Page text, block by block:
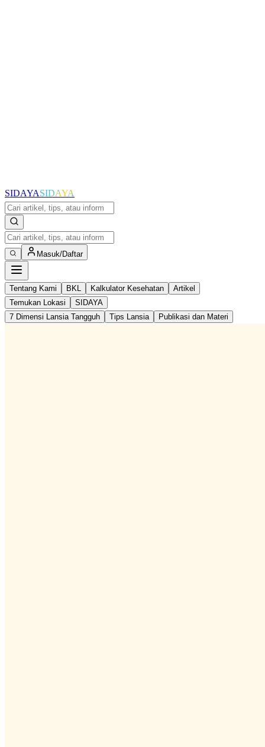
SIDAYASIDAYA
Masuk/Daftar
Tentang Kami BKL Kalkulator Kesehatan
Artikel
Temukan Lokasi
SIDAYA
7 Dimensi Lansia Tangguh
Tips Lansia Publikasi dan Materi